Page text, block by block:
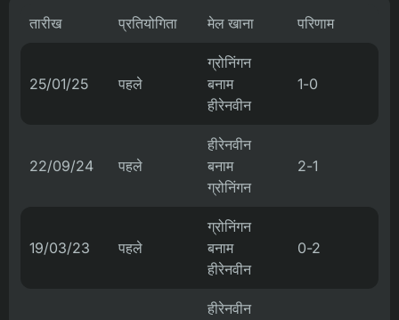
तारीख प्रतियोगिता मेल खाना परिणाम
25/01/25 पहले
ग्रोनिंगन
बनाम
हीरेनवीन
1-0
22/09/24 पहले
हीरेनवीन
बनाम
ग्रोनिंगन
2-1
19/03/23 पहले
ग्रोनिंगन
बनाम
हीरेनवीन
0-2
हीरेनवीन